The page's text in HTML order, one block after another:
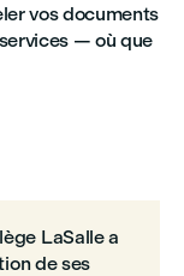
vos documents
— où que
LaSalle a
de ses